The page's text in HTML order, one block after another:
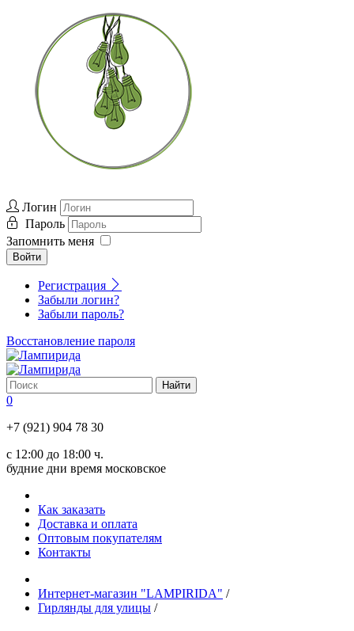
Логин
Пароль
Запомнить меня
Войти
Регистрация
Забыли логин?
Забыли пароль?
Восстановление пароля
0
+7 (921) 904 78 30
с 12:00 до 18:00 ч.
будние дни время московское
Как заказать
Доставка и оплата
Оптовым покупателям
Контакты
Интернет-магазин "LAMPIRIDA" /
Гирлянды для улицы /